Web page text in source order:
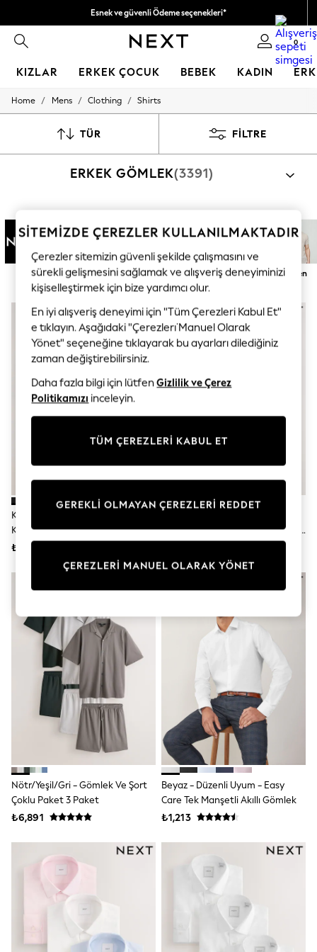
Esnek ve güvenli Ödeme seçenekleri*
Kabul ediyoruz. 0
KIZLAR ERKEK ÇOCUK BEBEK KADIN
GIRLS
New In from Next
116 - 134cm
Dresses
Holiday Shop
Jeans
Jumpsuits & Playsuits
Kid's Top Picks
Top & Bottom Sets
Summer Dresses
Polka Dots
Knitwear
Loungewear
Nightwear & Pyjamas
Occasionwear
Pants & Leggings
Schoolwear
Sets & Outfits
Shorts & Skirts
Sweatshirts & Hoodies
Swimwear
Tops & T-Shirts
Tracksuits
School Dresses
Short Sleeve Dresses
100% Cotton Dresses
All Underwear
Pyjamas
Thermals
Robes
Sleepsuits
Socks & Tights
Multipack Leggings
Multipack T-Shirts
Multipack Socks & Tights
Multipack Underwear
Gilets
Hooded
Parkas
Puffers
Raincoats
All T-Shirts
Long Sleeve
Short Sleeve
Printed T-Shirts
Plain T-Shirts
Multipacks
Top & Short Sets
Top & Legging Sets
Home / Mens / Clothing / Shirts
TÜR FILTRE
ERKEK GÖMLEK(3391)
Gömlek
Gömlek Ve Şort Çoklu Paketi
Next Normal Dar Kısa Kollu Uzun Kollu Keten
Kahverengi/Siyah/Nötr - Kısa
Kollu Revere Yakalı Jersey
Gömlekler 3 Paket
₺3,804
Care Tek Manşetli Oxford Smart
Gömlek 3 Paket
Nötr/Yeşil/Gri - Gömlek Ve Şort
Çoklu Paket 3 Paket
₺6,891
Beyaz - Düzenli Uyum - Easy
Care Tek Manşetli Akıllı Gömlek
₺1,213
SİTEMİZDE ÇEREZLER KULLANILMAKTADIR
Çerezler sitemizin güvenli şekilde çalışmasını ve
sürekli gelişmesini sağlamak ve alışveriş deneyiminizi
kişiselleştirmek için bize yardımcı olur.
En iyi alışveriş deneyimi için "Tüm Çerezleri Kabul Et"
e tıklayın. Aşağıdaki "Çerezleri̇ Manuel Olarak
Yönet" seçeneğine tıklayarak bu ayarları dilediğiniz
zaman değiştirebilirsiniz.
Daha fazla bilgi için lütfenGizlilik ve Çerez
Politikamızı inceleyin.
TÜM ÇEREZLERİ KABUL ET
ÇEREZLERİ MANUEL OLARAK YÖNET
GEREKLİ OLMAYAN ÇEREZLERİ REDDET